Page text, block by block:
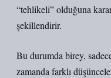
“tehlikeli” olduğuna
şekillendirir.
Bu durumda birey,
zamanda farklı